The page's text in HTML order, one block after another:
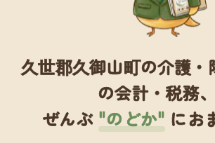
久世郡久御山町の介護・
の会計・税務、
ぜんぶ "のどか" にお